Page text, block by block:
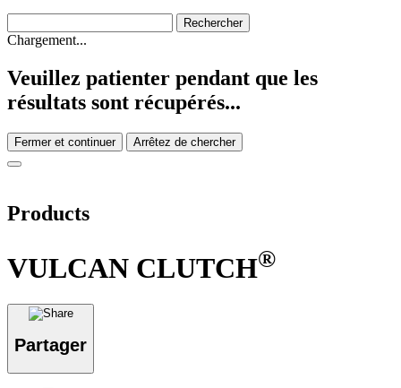
Chargement...
Veuillez patienter pendant que les
résultats sont récupérés...
Fermer et continuer Arrêtez de chercher
Products
VULCAN CLUTCH®
Partager